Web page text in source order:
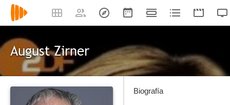
August Zirner
Biografía